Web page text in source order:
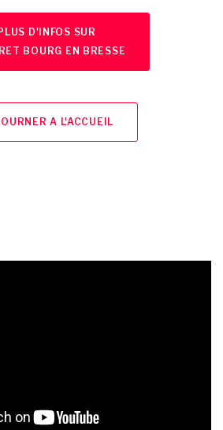
D'INFOS SUR
BOURG EN BRESSE
A L'ACCUEIL